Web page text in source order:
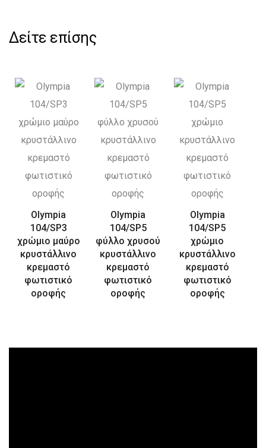
Δείτε επίσης
Olympia
104/SP3
χρώμιο μαύρο
κρυστάλλινο
κρεμαστό
φωτιστικό
οροφής
Olympia
104/SP5
φύλλο χρυσού
κρυστάλλινο
κρεμαστό
φωτιστικό
οροφής
Olympia
104/SP5
χρώμιο
κρυστάλλινο
κρεμαστό
φωτιστικό
οροφής